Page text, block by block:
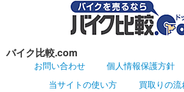
バイク比較.com
お問い合わせ 個人情報保護方針
当サイトの使い方
買取りの